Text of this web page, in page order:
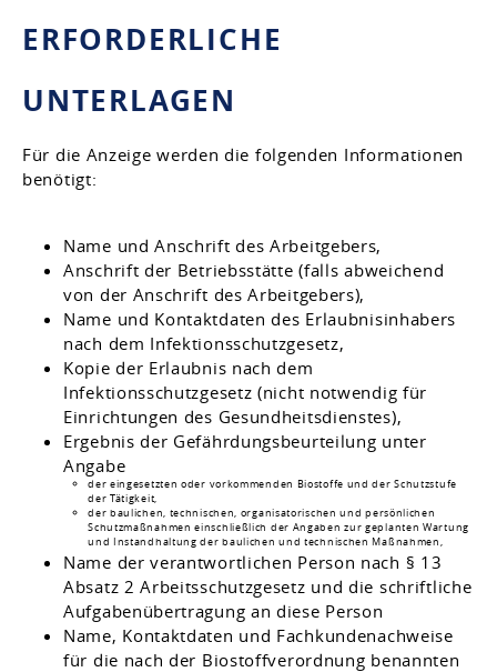
ERFORDERLICHE
UNTERLAGEN
Für die Anzeige werden die folgenden Informationen
benötigt:
Name und Anschrift des Arbeitgebers,
Anschrift der Betriebsstätte (falls abweichend
von der Anschrift des Arbeitgebers),
Name und Kontaktdaten des Erlaubnisinhabers
nach dem Infektionsschutzgesetz,
Kopie der Erlaubnis nach dem
Infektionsschutzgesetz (nicht notwendig für
Einrichtungen des Gesundheitsdienstes),
Ergebnis der Gefährdungsbeurteilung unter
Angabe
der eingesetzten oder vorkommenden Biostoffe und der Schutzstufe
der Tätigkeit,
der baulichen, technischen, organisatorischen und persönlichen
Schutzmaßnahmen einschließlich der Angaben zur geplanten Wartung
und Instandhaltung der baulichen und technischen Maßnahmen,
Name der verantwortlichen Person nach § 13
Absatz 2 Arbeitsschutzgesetz und die schriftliche
Aufgabenübertragung an diese Person
Name, Kontaktdaten und Fachkundenachweise
für die nach der Biostoffverordnung benannten